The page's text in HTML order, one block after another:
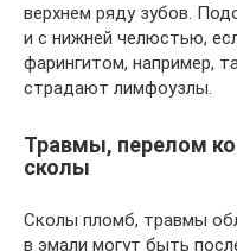
верхнем ряду зубов.
и с нижней челюстью,
фарингитом, например,
страдают лимфоузлы.
Травмы, перелом
сколы
Сколы пломб, травмы
в эмали могут быть